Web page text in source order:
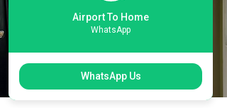
Airport To Home
WhatsApp
WhatsApp Us